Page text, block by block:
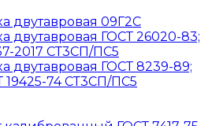
двутавровая 09Г2С
двутавровая ГОСТ 26020-83;
2017 СТ3СП/ПС5
двутавровая ГОСТ 8239-89;
19425-74 СТ3СП/ПС5